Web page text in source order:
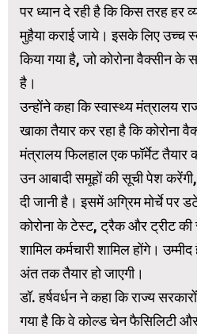
पर ध्यान दे रही है कि किस तरह हर
मुहैया कराई जाये। इसके लिए उच्च
किया गया है, जो कोरोना वैक्सीन के
है।
उन्होंने कहा कि स्वास्थ्य मंत्रालय
खाका तैयार कर रहा है कि कोरोना
मंत्रालय फिलहाल एक फॉर्मेट तैयार
उन आबादी समूहों की सूची पेश
दी जानी है। इसमें अग्रिम मोर्चे पर
कोरोना के टेस्ट, ट्रैक और ट्रीट की
शामिल कर्मचारी शामिल होंगे।
अंत तक तैयार हो जाएगी।
डॉ. हर्षवर्धन ने कहा कि राज्य
गया है कि वे कोल्ड चेन फैसिलिटी